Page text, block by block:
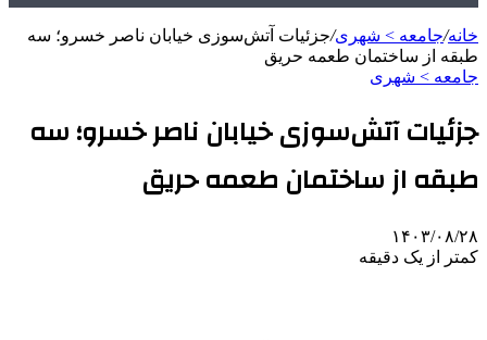
خانه/جامعه > شهری/جزئیات آتش‌سوزی خیابان ناصر خسرو؛ سه
طبقه از ساختمان طعمه حریق
جامعه > شهری
جزئیات آتش‌سوزی خیابان ناصر خسرو؛ سه
طبقه از ساختمان طعمه حریق
۱۴۰۳/۰۸/۲۸
کمتر از یک دقیقه